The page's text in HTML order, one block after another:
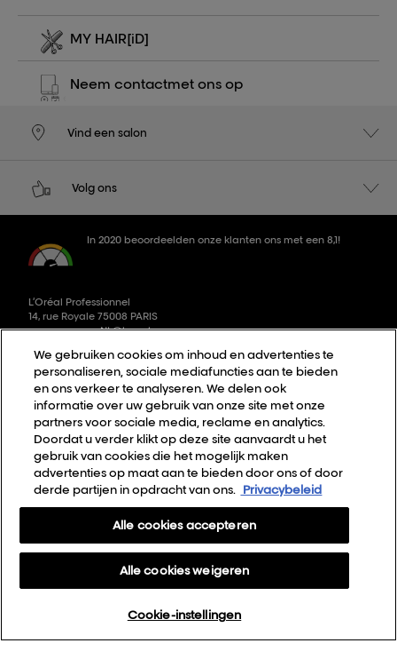
MY HAIR[iD]
Neem contactmet ons op
Vind een salon
Volg ons
In 2020 beoordeelden onze klanten ons met een 8,1!
L’Oréal Professionnel
14, rue Royale 75008 PARIS
consumercareNL@loreal.com
Naar boven
Kies je land
Sitemap
Algemene voorwaarden
Privacybeleid
Contact
We gebruiken cookies om inhoud en advertenties te
personaliseren, sociale mediafuncties aan te bieden
en ons verkeer te analyseren. We delen ook
informatie over uw gebruik van onze site met onze
partners voor sociale media, reclame en analytics.
Doordat u verder klikt op deze site aanvaardt u het
gebruik van cookies die het mogelijk maken
advertenties op maat aan te bieden door ons of door
derde partijen in opdracht van ons.
Privacybeleid
Cookie-instellingen
Alle cookies weigeren
Alle cookies accepteren